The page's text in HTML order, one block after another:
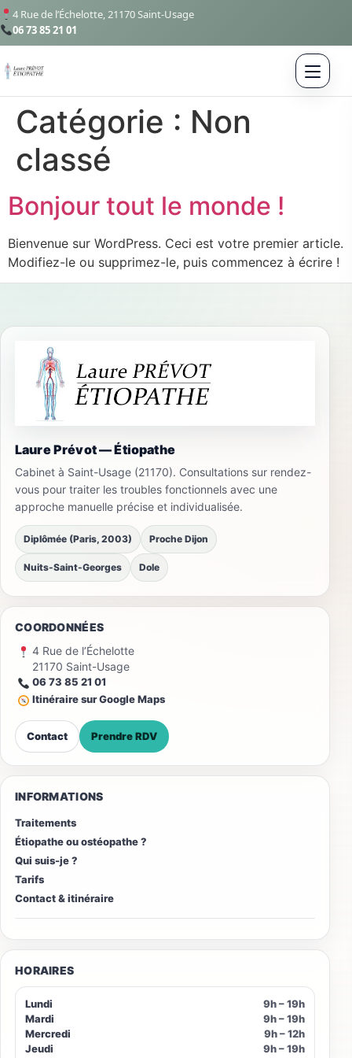
4 Rue de l’Échelotte, 21170 Saint-Usage
06 73 85 21 01
Catégorie : Non
classé
Bonjour tout le monde !
Bienvenue sur WordPress. Ceci est votre premier article.
Modifiez-le ou supprimez-le, puis commencez à écrire !
Laure Prévot — Étiopathe
Cabinet à Saint-Usage (21170). Consultations sur rendez-
vous pour traiter les troubles fonctionnels avec une
approche manuelle précise et individualisée.
Diplômée (Paris, 2003) Proche Dijon
Nuits-Saint-Georges Dole
COORDONNÉES
4 Rue de l’Échelotte
21170 Saint-Usage
06 73 85 21 01
Itinéraire sur Google Maps
Contact Prendre RDV
INFORMATIONS
Traitements
Étiopathe ou ostéopathe ?
Qui suis-je ?
Tarifs
Contact & itinéraire
HORAIRES
Lundi
9h – 19h
Mardi
9h – 19h
Mercredi
9h – 12h
Jeudi
9h – 19h